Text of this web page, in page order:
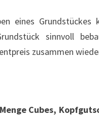
eines Grundstückes
sinnvoll
zusammen
Cubes,